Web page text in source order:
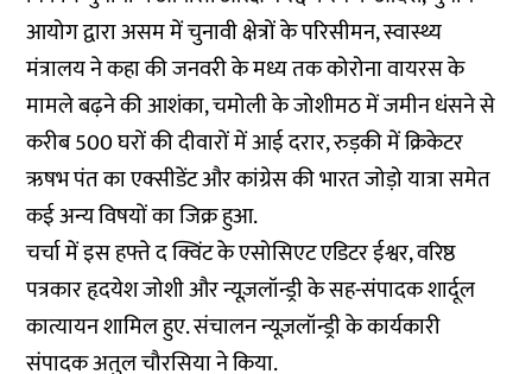
आयोग द्वारा असम में चुनावी क्षेत्रों के परिसीमन, स्वास्थ्य
मंत्रालय ने कहा की जनवरी के मध्य तक कोरोना वायरस के
मामले बढ़ने की आशंका, चमोली के जोशीमठ में जमीन धंसने से
करीब 500 घरों की दीवारों में आई दरार, रुड़की में क्रिकेटर
ऋषभ पंत का एक्सीडेंट और कांग्रेस की भारत जोड़ो यात्रा समेत
कई अन्य विषयों का जिक्र हुआ.
चर्चा में इस हफ्ते द क्विंट के एसोसिएट एडिटर ईश्वर, वरिष्ठ
पत्रकार हृदयेश जोशी और न्यूज़लॉन्ड्री के सह-संपादक शार्दूल
कात्यायन शामिल हुए. संचालन न्यूज़लॉन्ड्री के कार्यकारी
संपादक अतुल चौरसिया ने किया.